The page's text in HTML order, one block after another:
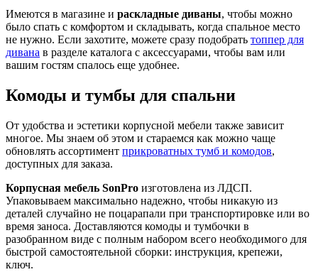
Имеются в магазине и раскладные диваны, чтобы можно
было спать с комфортом и складывать, когда спальное место
не нужно. Если захотите, можете сразу подобрать топпер для
дивана в разделе каталога с аксессуарами, чтобы вам или
вашим гостям спалось еще удобнее.
Комоды и тумбы для спальни
От удобства и эстетики корпусной мебели также зависит
многое. Мы знаем об этом и стараемся как можно чаще
обновлять ассортимент прикроватных тумб и комодов,
доступных для заказа.
Корпусная мебель SonPro изготовлена из ЛДСП.
Упаковываем максимально надежно, чтобы никакую из
деталей случайно не поцарапали при транспортировке или во
время заноса. Доставляются комоды и тумбочки в
разобранном виде с полным набором всего необходимого для
быстрой самостоятельной сборки: инструкция, крепежи,
ключ.